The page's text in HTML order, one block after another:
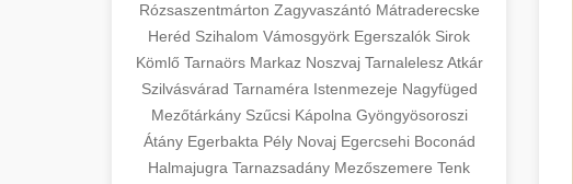
Rózsaszentmárton Zagyvaszántó Mátraderecske
Heréd Szihalom Vámosgyörk Egerszalók Sirok
Kömlő Tarnaörs Markaz Noszvaj Tarnalelesz Atkár
Szilvásvárad Tarnaméra Istenmezeje Nagyfüged
Mezőtárkány Szűcsi Kápolna Gyöngyösoroszi
Átány Egerbakta Pély Novaj Egercsehi Boconád
Halmajugra Tarnazsadány Mezőszemere Tenk